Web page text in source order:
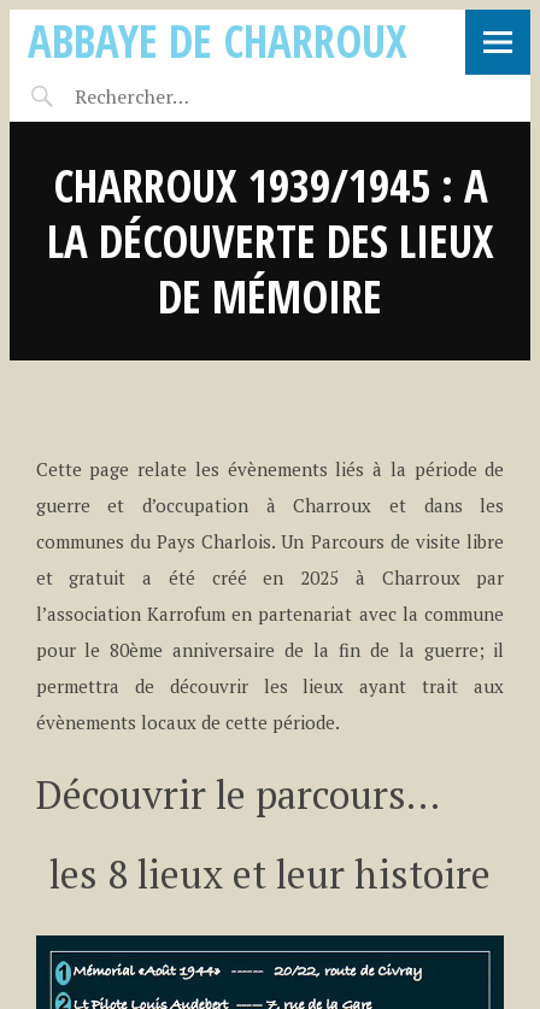
ABBAYE DE CHARROUX
CHARROUX 1939/1945 : A
LA DÉCOUVERTE DES LIEUX
DE MÉMOIRE
Cette page relate les évènements liés à la période de
guerre et d’occupation à Charroux et dans les
communes du Pays Charlois. Un Parcours de visite libre
et gratuit a été créé en 2025 à Charroux par
l’association Karrofum en partenariat avec la commune
pour le 80ème anniversaire de la fin de la guerre; il
permettra de découvrir les lieux ayant trait aux
évènements locaux de cette période.
Découvrir le parcours…
les 8 lieux et leur histoire